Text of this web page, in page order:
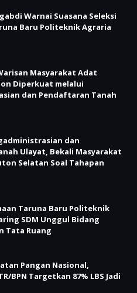
Warnai Suasana Seleksi
Baru Politeknik Agraria
Masyarakat Adat
Diperkuat melalui
dan Pendaftaran Tanah
dan
Ulayat, Bekali Masyarakat
Selatan Soal Tahapan
Taruna Baru Politeknik
SDM Unggul Bidang
Tata Ruang
Pangan Nasional,
BPN Targetkan 87% LBS Jadi